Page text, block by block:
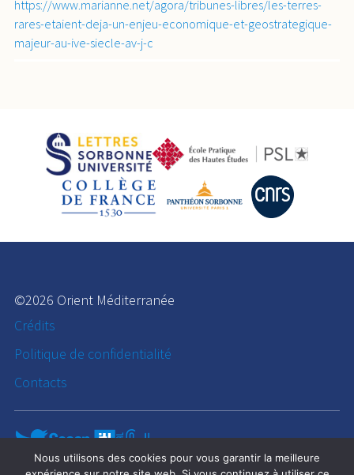
https://www.marianne.net/agora/tribunes-libres/les-terres-
rares-etaient-deja-un-enjeu-economique-et-geostrategique-
majeur-au-ive-siecle-av-j-c
©2026 Orient Méditerranée
Crédits
Politique de confidentialité
Contacts
Nous utilisons des cookies pour vous garantir la meilleure